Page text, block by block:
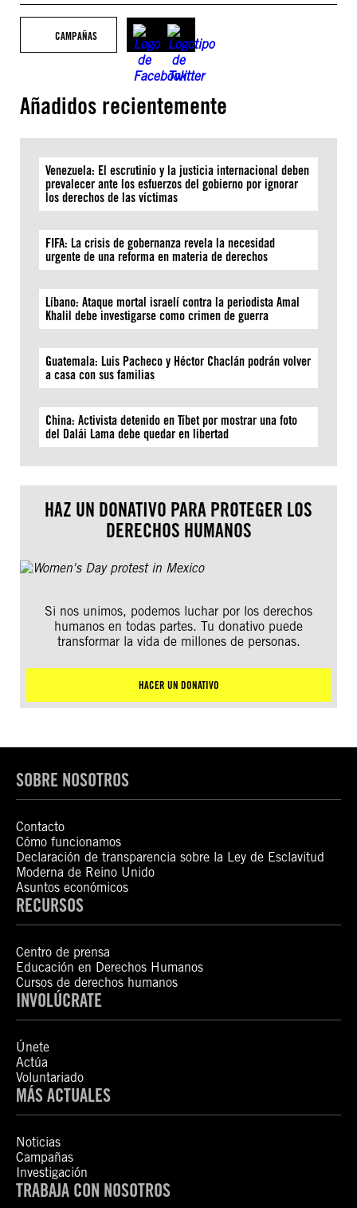
CAMPAÑAS
Añadidos recientemente
Venezuela: El escrutinio y la justicia internacional deben
prevalecer ante los esfuerzos del gobierno por ignorar
los derechos de las víctimas
FIFA: La crisis de gobernanza revela la necesidad
urgente de una reforma en materia de derechos
Líbano: Ataque mortal israelí contra la periodista Amal
Khalil debe investigarse como crimen de guerra
Guatemala: Luis Pacheco y Héctor Chaclán podrán volver
a casa con sus familias
China: Activista detenido en Tíbet por mostrar una foto
del Dalái Lama debe quedar en libertad
HAZ UN DONATIVO PARA PROTEGER LOS
DERECHOS HUMANOS
Si nos unimos, podemos luchar por los derechos
humanos en todas partes. Tu donativo puede
transformar la vida de millones de personas.
HACER UN DONATIVO
SOBRE NOSOTROS
Contacto
Cómo funcionamos
Declaración de transparencia sobre la Ley de Esclavitud
Moderna de Reino Unido
Asuntos económicos
RECURSOS
Centro de prensa
Educación en Derechos Humanos
Cursos de derechos humanos
INVOLÚCRATE
Únete
Actúa
Voluntariado
MÁS ACTUALES
Noticias
Campañas
Investigación
TRABAJA CON NOSOTROS